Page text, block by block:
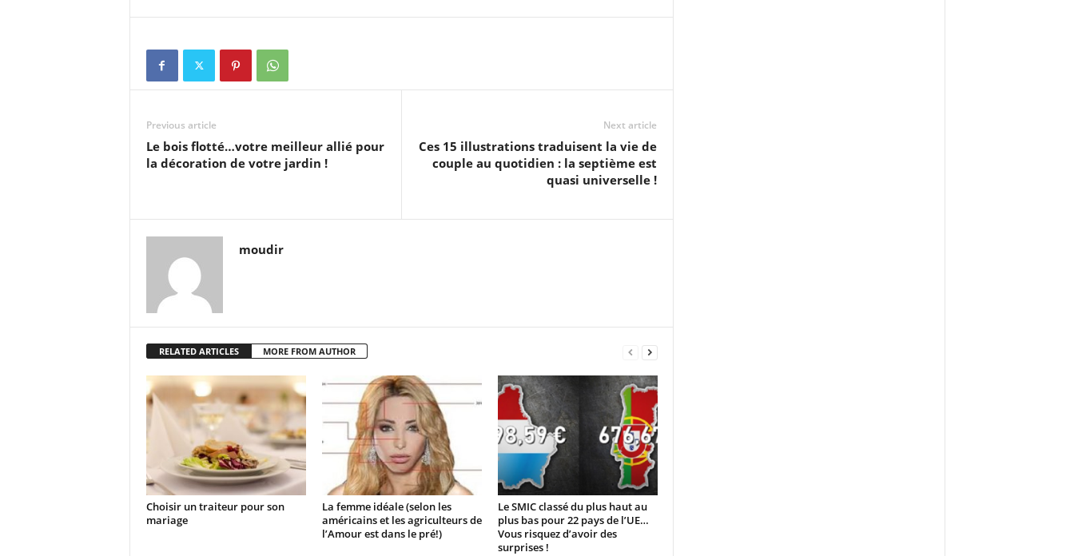
Previous article
Le bois flotté…votre meilleur allié pour
la décoration de votre jardin !
Next article
Ces 15 illustrations traduisent la vie de
couple au quotidien : la septième est
quasi universelle !
moudir
RELATED ARTICLES MORE FROM AUTHOR
Choisir un traiteur pour son
mariage
La femme idéale (selon les
américains et les agriculteurs de
l’Amour est dans le pré!)
Le SMIC classé du plus haut au
plus bas pour 22 pays de l’UE…
Vous risquez d’avoir des
surprises !